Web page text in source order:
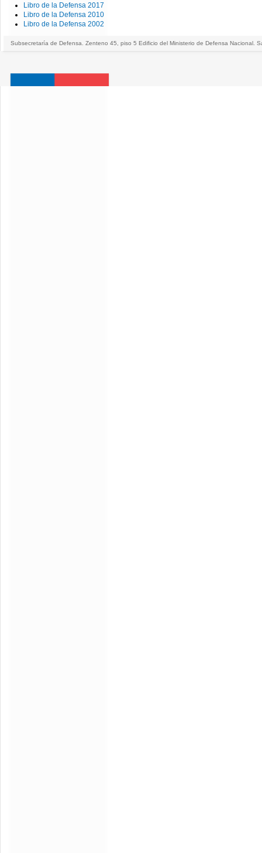
Libro de la Defensa 2017
Libro de la Defensa 2010
Libro de la Defensa 2002
Subsecretaría de Defensa. Zenteno 45, piso 5 Edificio del Ministerio de Defensa Nacional.